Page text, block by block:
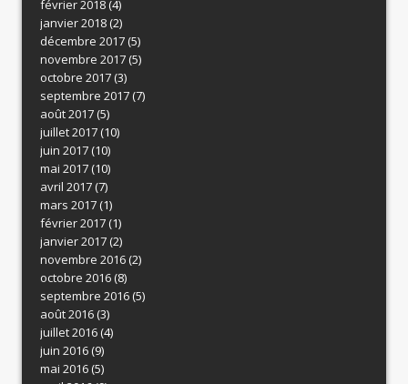
février 2018(4)
janvier 2018(2)
décembre 2017(5)
novembre 2017(5)
octobre 2017(3)
septembre 2017(7)
août 2017(5)
juillet 2017(10)
juin 2017(10)
mai 2017(10)
avril 2017(7)
mars 2017(1)
février 2017(1)
janvier 2017(2)
novembre 2016(2)
octobre 2016(8)
septembre 2016(5)
août 2016(3)
juillet 2016(4)
juin 2016(9)
mai 2016(5)